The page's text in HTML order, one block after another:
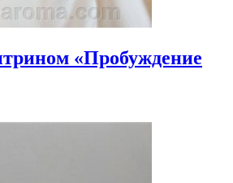
«Пробуждение